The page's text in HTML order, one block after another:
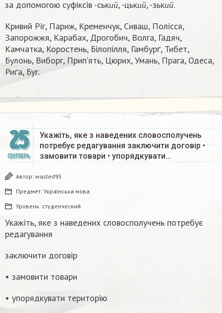
за допомогою суфіксів -ськ и й , -цьк и й , -зьк и й .
Кривий Ріг, Париж, Кременчук, Сиваш, Полісся,
Запорожжя, Карабах, Дрогобич, Волга, Гадяч,
Камчатка, Коростень, Білопілля, Гамбурґ, Тибет,
Булонь, Виборг, Прип’ять, Цюрих, Умань, Прага, Одеса,
Риґа, Буг.
25
СЕНТЯБРЬ
Укажіть, яке з наведених словосполучень
потребує редагування заключити договір •
замовити товари • упорядкувати…
Автор: wasted95
Предмет: Українська мова
Уровень: студенческий
Укажіть, яке з наведених словосполучень потребує
редагування
заключити договір
• замовити товари
• упорядкувати територію